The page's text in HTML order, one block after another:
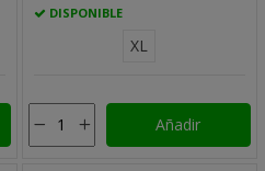
DISPONIBLE
XL
Añadir